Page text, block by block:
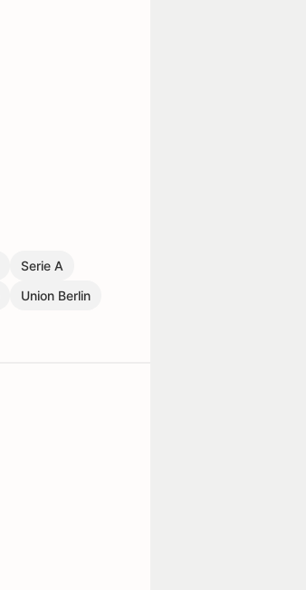
Serie A
Union Berlin